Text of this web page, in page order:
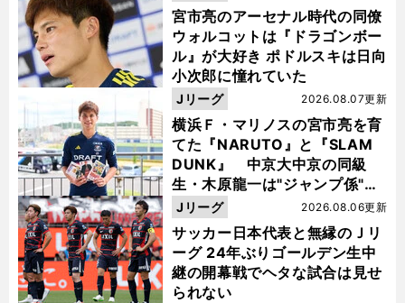
宮市亮のアーセナル時代の同僚
ウォルコットは『ドラゴンボー
ル』が大好き ポドルスキは日向
小次郎に憧れていた
横浜Ｆ・マリノスの宮市亮を育
てた『NARUTO』と『SLAM
DUNK』 中京大中京の同級
生・木原龍一は"ジャンプ係"だ
った
2026.08.07更新
Jリーグ
サッカー日本代表と無縁のＪリ
ーグ 24年ぶりゴールデン生中
継の開幕戦でヘタな試合は見せ
られない
2026.08.06更新
Jリーグ